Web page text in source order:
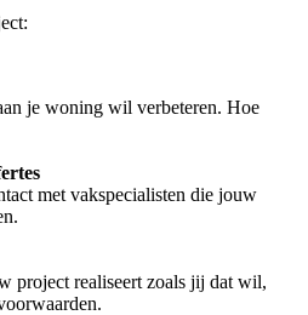
je woning wil verbeteren. Hoe
met vakspecialisten die jouw
project realiseert zoals jij dat wil,